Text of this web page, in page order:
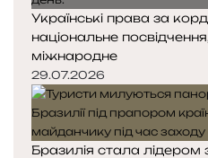
Українські права за
національне
міжнародне
29.07.2026
Бразилія стала лідером